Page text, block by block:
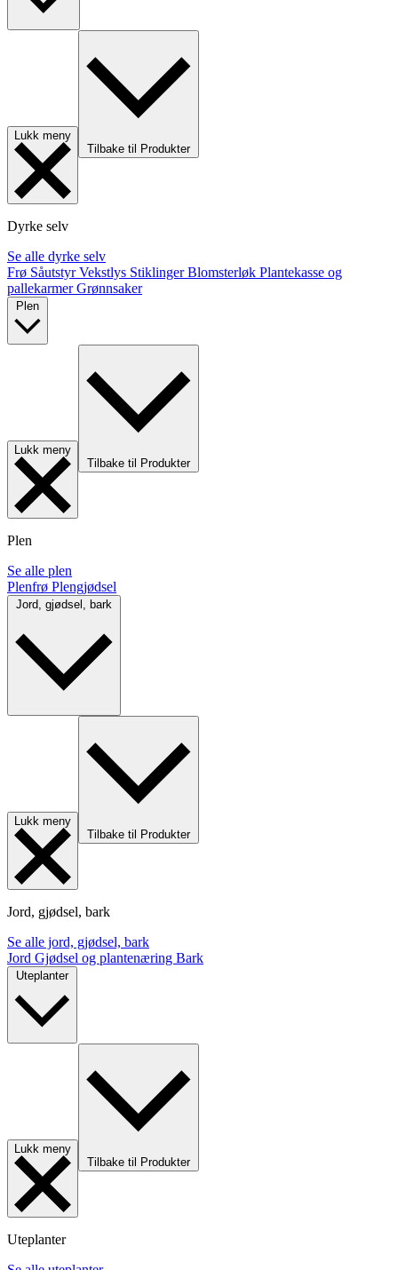
Lukk meny
Tilbake til Produkter
Dyrke selv
Se alle dyrke selv
Frø SåutstyrVekstlys StiklingerBlomsterløk Plantekasse og
pallekarmerGrønnsaker
Lukk meny
Tilbake til Produkter
Plen
Se alle plen
Plenfrø Plengjødsel
Lukk meny
Tilbake til Produkter
Jord, gjødsel, bark
Se alle jord, gjødsel, bark
Jord Gjødsel og plantenæring Bark
Uteplanter
Lukk meny
Tilbake til Produkter
Uteplanter